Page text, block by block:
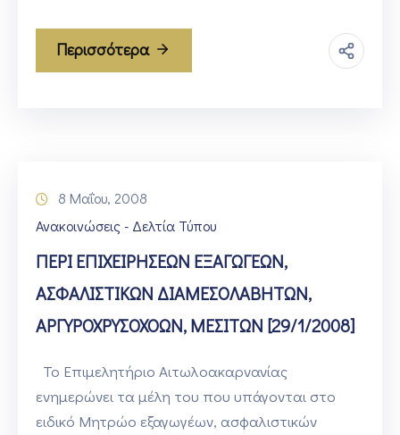
Περισσότερα
8 Μαΐου, 2008
Ανακοινώσεις - Δελτία Τύπου
ΠΕΡΙ ΕΠΙΧΕΙΡΗΣΕΩΝ ΕΞΑΓΩΓΕΩΝ,
ΑΣΦΑΛΙΣΤΙΚΩΝ ΔΙΑΜΕΣΟΛΑΒΗΤΩΝ,
ΑΡΓΥΡΟΧΡΥΣΟΧΟΩΝ, ΜΕΣΙΤΩΝ [29/1/2008]
Το Επιμελητήριο Αιτωλοακαρνανίας
ενημερώνει τα μέλη του που υπάγονται στο
ειδικό Μητρώο εξαγωγέων, ασφαλιστικών